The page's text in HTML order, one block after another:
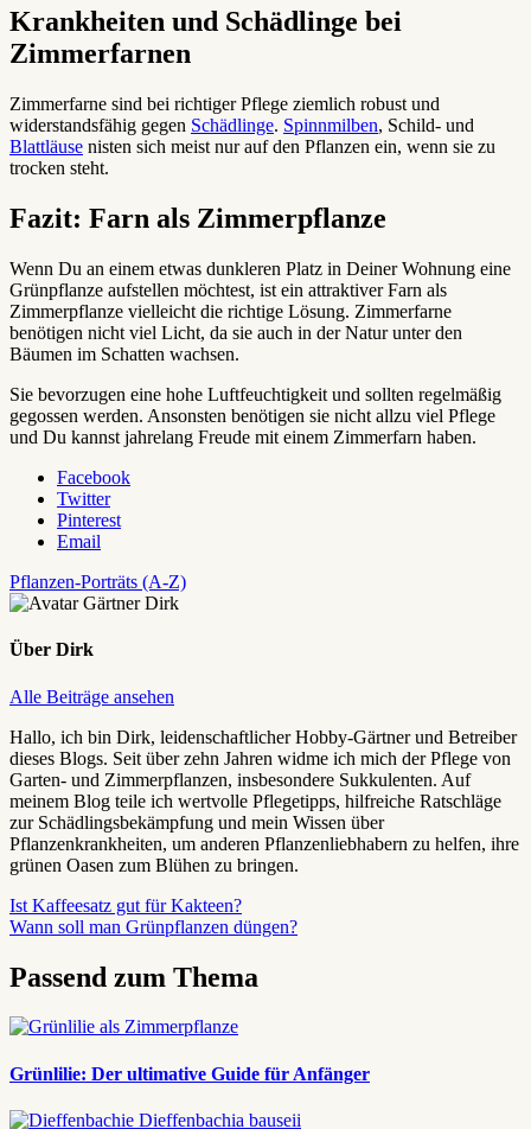
Krankheiten und Schädlinge bei
Zimmerfarnen
Zimmerfarne sind bei richtiger Pflege ziemlich robust und
widerstandsfähig gegen Schädlinge. Spinnmilben, Schild- und
Blattläuse nisten sich meist nur auf den Pflanzen ein, wenn sie zu
trocken steht.
Fazit: Farn als Zimmerpflanze
Wenn Du an einem etwas dunkleren Platz in Deiner Wohnung eine
Grünpflanze aufstellen möchtest, ist ein attraktiver Farn als
Zimmerpflanze vielleicht die richtige Lösung. Zimmerfarne
benötigen nicht viel Licht, da sie auch in der Natur unter den
Bäumen im Schatten wachsen.
Sie bevorzugen eine hohe Luftfeuchtigkeit und sollten regelmäßig
gegossen werden. Ansonsten benötigen sie nicht allzu viel Pflege
und Du kannst jahrelang Freude mit einem Zimmerfarn haben.
Facebook
Twitter
Pinterest
Email
Pflanzen-Porträts (A-Z)
Über Dirk
Alle Beiträge ansehen
Hallo, ich bin Dirk, leidenschaftlicher Hobby-Gärtner und Betreiber
dieses Blogs. Seit über zehn Jahren widme ich mich der Pflege von
Garten- und Zimmerpflanzen, insbesondere Sukkulenten. Auf
meinem Blog teile ich wertvolle Pflegetipps, hilfreiche Ratschläge
zur Schädlingsbekämpfung und mein Wissen über
Pflanzenkrankheiten, um anderen Pflanzenliebhabern zu helfen, ihre
grünen Oasen zum Blühen zu bringen.
Beitragsnavigation
Vorheriger
Beitrag:
Ist Kaffeesatz gut für Kakteen?
Nächster
Wann soll man Grünpflanzen düngen?
Passend zum Thema
Grünlilie: Der ultimative Guide für Anfänger